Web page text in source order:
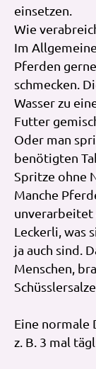
einsetzen.
Wie
Im
Pferden
schmecken.
Wasser zu
Futter
Oder man
benötigten
Spritze ohne
Manche
unverarbeitet
Leckerli, was
ja auch sind.
Menschen,
Schüsslersalze.
Eine normale
z. B. 3 mal